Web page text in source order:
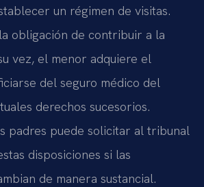
un régimen de visitas.
obligación de contribuir a la
vez, el menor adquiere el
del seguro médico del
derechos sucesorios.
padres puede solicitar al tribunal
disposiciones si las
de manera sustancial.